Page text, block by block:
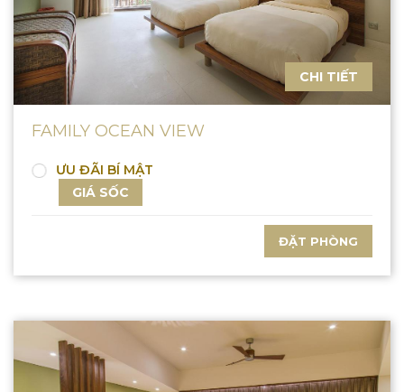
CHI TIẾT
FAMILY OCEAN VIEW
ƯU ĐÃI BÍ MẬT
GIÁ SỐC
ĐẶT PHÒNG